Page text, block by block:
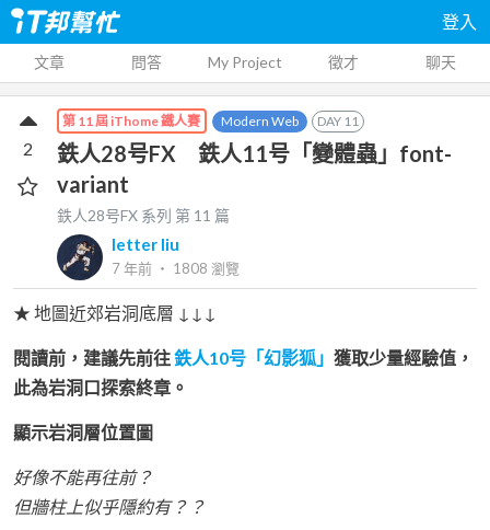
登入
文章 問答 My Project 徵才 聊天
第 11 屆 iThome 鐵人賽 Modern Web DAY 11
鉄人28号FX 鉄人11号「變體蟲」font-
variant
鉄人28号FX 系列 第 11 篇
letter liu
7 年前 ‧ 1808 瀏覽
2
★ 地圖近郊岩洞底層 ↓↓↓
閱讀前，建議先前往鉄人10号「幻影狐」 獲取少量經驗值，
此為岩洞口探索終章。
顯示岩洞層位置圖
好像不能再往前？
但牆柱上似乎隱約有？？